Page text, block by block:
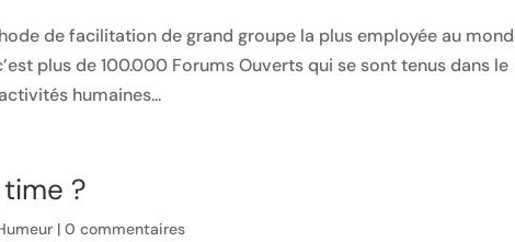
de facilitation de grand groupe la plus employée au
plus de 100.000 Forums Ouverts qui se sont tenus dans le
humaines...
?
|0 commentaires